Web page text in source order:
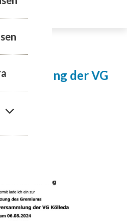
der VG